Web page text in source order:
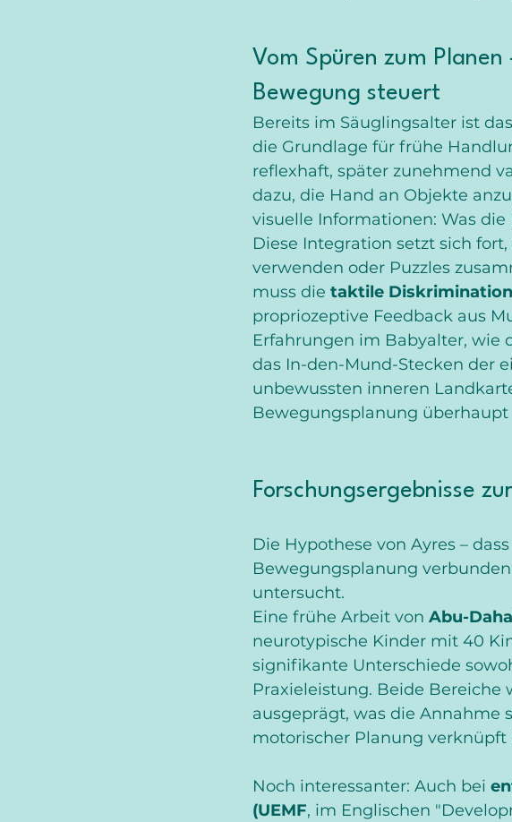
Vom Spüren zum
Bewegung steuert
Bereits im Säuglingsalter ist das
die Grundlage für frühe
reflexhaft, später zunehmend
dazu, die Hand an Objekte
visuelle Informationen: Was
Diese Integration setzt sich
verwenden oder Puzzles
muss die taktile Diskrimination
propriozeptive Feedback aus
Erfahrungen im Babyalter, wie
das In-den-Mund-Stecken der
unbewussten inneren
Bewegungsplanung
Forschungsergebnisse
Die Hypothese von Ayres –
Bewegungsplanung
untersucht.
Eine frühe Arbeit von Abu-
neurotypische Kinder mit 40
signifikante Unterschiede
Praxieleistung. Beide Bereiche
ausgeprägt, was die Annahme
motorischer Planung verknüpft
Noch interessanter: Auch bei
(UEMF, im Englischen